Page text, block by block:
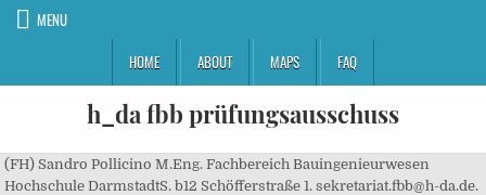
MENU
HOME
ABOUT MAPS FAQ
h_da fbb prüfungsausschuss
(FH) Sandro Pollicino M.Eng. Fachbereich Bauingenieurwesen
Hochschule DarmstadtS. b12 Schöfferstraße 1. sekretariat.fbb@h-da.de.